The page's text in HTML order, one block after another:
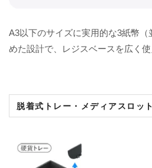
A3以下のサイズに実用的な3紙幣（
めた設計で、レジスベースを広く使
脱着式トレー ・ メディアスロット